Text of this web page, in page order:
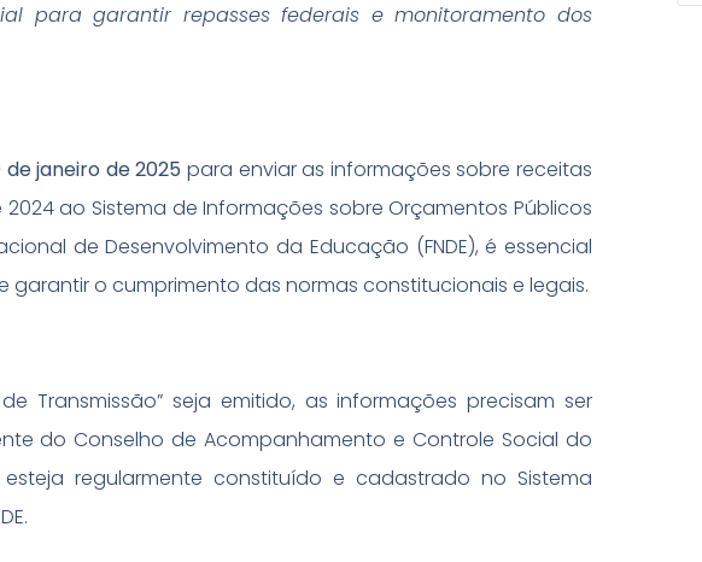
para garantir repasses federais e monitoramento dos
janeiro de 2025 para enviar as informações sobre receitas
ao Sistema de Informações sobre Orçamentos Públicos
de Desenvolvimento da Educação (FNDE), é essencial
o cumprimento das normas constitucionais e legais.
Transmissão” seja emitido, as informações precisam ser
do Conselho de Acompanhamento e Controle Social do
regularmente constituído e cadastrado no Sistema